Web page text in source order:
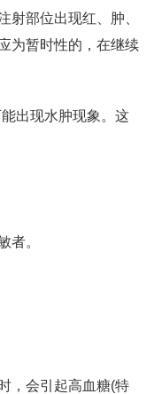
射部位出现红、肿、
为暂时性的，在继续
出现水肿现象。这
者。
，会引起高血糖(特